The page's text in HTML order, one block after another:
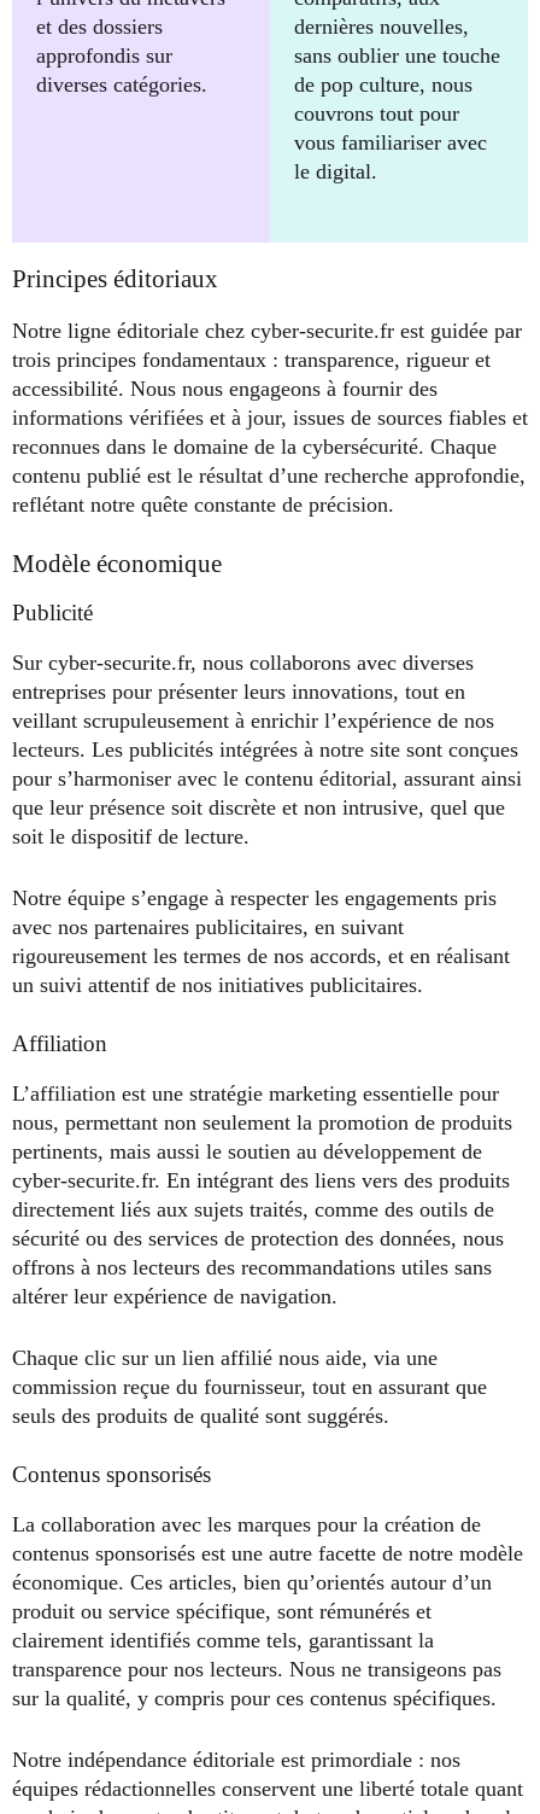
et des dossiers
approfondis sur
diverses catégories.
dernières nouvelles,
sans oublier une touche
de pop culture, nous
couvrons tout pour
vous familiariser avec
le digital.
Principes éditoriaux
Notre ligne éditoriale chez cyber-securite.fr est guidée par
trois principes fondamentaux : transparence, rigueur et
accessibilité. Nous nous engageons à fournir des
informations vérifiées et à jour, issues de sources fiables et
reconnues dans le domaine de la cybersécurité. Chaque
contenu publié est le résultat d’une recherche approfondie,
reflétant notre quête constante de précision.
Modèle économique
Publicité
Sur cyber-securite.fr, nous collaborons avec diverses
entreprises pour présenter leurs innovations, tout en
veillant scrupuleusement à enrichir l’expérience de nos
lecteurs. Les publicités intégrées à notre site sont conçues
pour s’harmoniser avec le contenu éditorial, assurant ainsi
que leur présence soit discrète et non intrusive, quel que
soit le dispositif de lecture.
Notre équipe s’engage à respecter les engagements pris
avec nos partenaires publicitaires, en suivant
rigoureusement les termes de nos accords, et en réalisant
un suivi attentif de nos initiatives publicitaires.
Affiliation
L’affiliation est une stratégie marketing essentielle pour
nous, permettant non seulement la promotion de produits
pertinents, mais aussi le soutien au développement de
cyber-securite.fr. En intégrant des liens vers des produits
directement liés aux sujets traités, comme des outils de
sécurité ou des services de protection des données, nous
offrons à nos lecteurs des recommandations utiles sans
altérer leur expérience de navigation.
Chaque clic sur un lien affilié nous aide, via une
commission reçue du fournisseur, tout en assurant que
seuls des produits de qualité sont suggérés.
Contenus sponsorisés
La collaboration avec les marques pour la création de
contenus sponsorisés est une autre facette de notre modèle
économique. Ces articles, bien qu’orientés autour d’un
produit ou service spécifique, sont rémunérés et
clairement identifiés comme tels, garantissant la
transparence pour nos lecteurs. Nous ne transigeons pas
sur la qualité, y compris pour ces contenus spécifiques.
Notre indépendance éditoriale est primordiale : nos
équipes rédactionnelles conservent une liberté totale quant